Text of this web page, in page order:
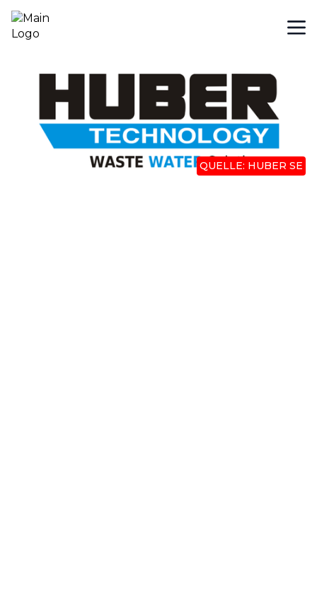
QUELLE: HUBER SE